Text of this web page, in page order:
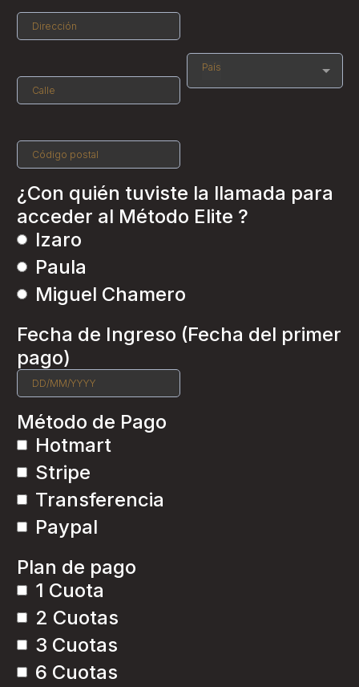
País
¿Con quién tuviste la llamada para
acceder al Método Elite ?
Izaro
Paula
Miguel Chamero
Fecha de Ingreso (Fecha del primer
pago)
Método de Pago
Hotmart
Stripe
Transferencia
Paypal
Plan de pago
1 Cuota
2 Cuotas
3 Cuotas
6 Cuotas